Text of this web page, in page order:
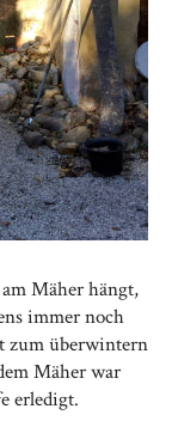
Mäher hängt,
immer noch
zum überwintern
Mäher war
erledigt.